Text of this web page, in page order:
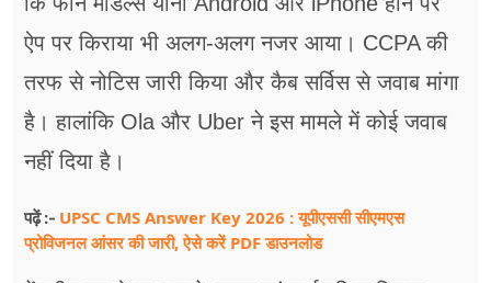
ऐप पर किराया भी अलग-अलग नजर आया। CCPA की
तरफ से नोटिस जारी किया और कैब सर्विस से जवाब मांगा
है। हालांकि Ola और Uber ने इस मामले में कोई जवाब
नहीं दिया है।
पढ़ें :- UPSC CMS Answer Key 2026 : यूपीएससी सीएमएस
प्रोविजनल आंसर की जारी, ऐसे करें PDF डाउनलोड